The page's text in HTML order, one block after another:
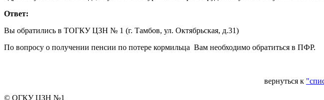
Ответ:
Вы обратились в ТОГКУ ЦЗН № 1 (г. Тамбов, ул. Октябрьская, д.31)
По вопросу о получении пенсии по потере кормильца Вам необходимо обратиться в ПФР.
вернуться к
© ОГКУ ЦЗН №1